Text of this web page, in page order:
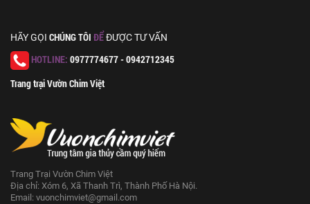
HÃY GỌI CHÚNG TÔI ĐỂĐƯỢC TƯ VẤN
HOTLINE: 0977774677 - 0942712345
Trang trại Vườn Chim Việt
Trang Trại Vườn Chim Việt
Địa chỉ: Xóm 6, Xã Thanh Trì, Thành Phố Hà Nội.
Email: vuonchimviet@gmail.com